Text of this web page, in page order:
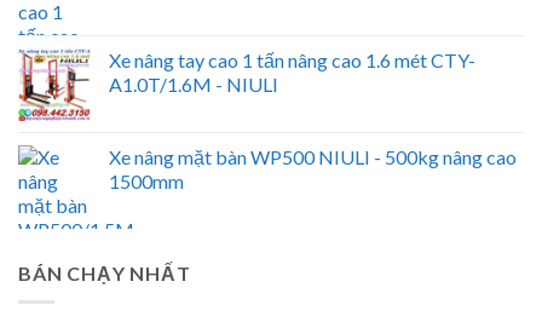
Xe nâng tay cao 1 tấn nâng cao 1.6 mét CTY-
A1.0T/1.6M - NIULI
Xe nâng mặt bàn WP500 NIULI - 500kg nâng cao
1500mm
BÁN CHẠY NHẤT